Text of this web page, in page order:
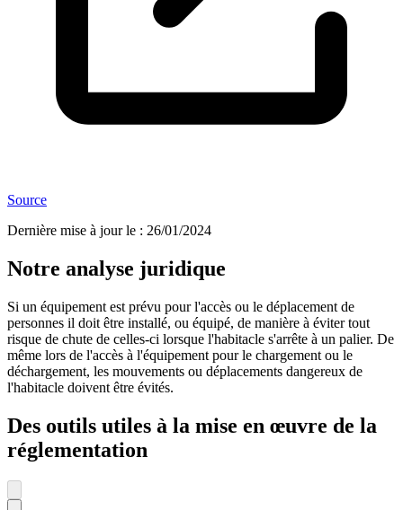
Source
Dernière mise à jour le : 26/01/2024
Notre analyse juridique
Si un équipement est prévu pour l'accès ou le déplacement de
personnes il doit être installé, ou équipé, de manière à éviter tout
risque de chute de celles-ci lorsque l'habitacle s'arrête à un palier. De
même lors de l'accès à l'équipement pour le chargement ou le
déchargement, les mouvements ou déplacements dangereux de
l'habitacle doivent être évités.
Des outils utiles à la mise en œuvre de la
réglementation